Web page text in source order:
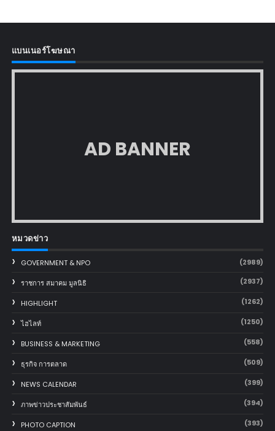
แบนเนอร์โฆษณา
AD BANNER
หมวดข่าว
GOVERNMENT & NPO (2989)
ราชการ สมาคม มูลนิธิ (2937)
HIGHLIGHT (1262)
ไฮไลท์ (1250)
BUSINESS & MARKETING (558)
ธุรกิจ การตลาด (509)
NEWS CALENDAR (399)
ภาพข่าวประชาสัมพันธ์ (394)
PHOTO CAPTION (393)